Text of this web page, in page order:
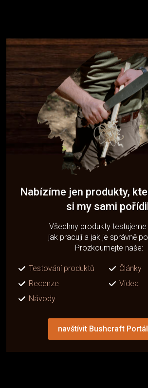
Nabízíme jen produkty,
si my sami
Všechny produkty testujeme
jak pracují a jak je správně
Prozkoumejte naše:
Testování produktů
Články
Recenze
Videa
Návody
navštívit Bushcraft Portál